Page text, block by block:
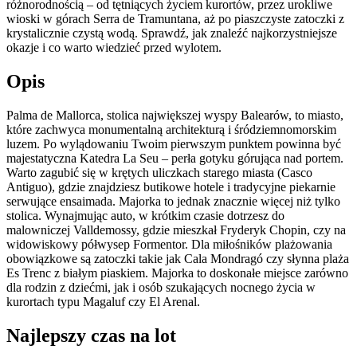
różnorodnością – od tętniących życiem kurortów, przez urokliwe
wioski w górach Serra de Tramuntana, aż po piaszczyste zatoczki z
krystalicznie czystą wodą. Sprawdź, jak znaleźć najkorzystniejsze
okazje i co warto wiedzieć przed wylotem.
Opis
Palma de Mallorca, stolica największej wyspy Balearów, to miasto,
które zachwyca monumentalną architekturą i śródziemnomorskim
luzem. Po wylądowaniu Twoim pierwszym punktem powinna być
majestatyczna Katedra La Seu – perła gotyku górująca nad portem.
Warto zagubić się w krętych uliczkach starego miasta (Casco
Antiguo), gdzie znajdziesz butikowe hotele i tradycyjne piekarnie
serwujące ensaimada. Majorka to jednak znacznie więcej niż tylko
stolica. Wynajmując auto, w krótkim czasie dotrzesz do
malowniczej Valldemossy, gdzie mieszkał Fryderyk Chopin, czy na
widowiskowy półwysep Formentor. Dla miłośników plażowania
obowiązkowe są zatoczki takie jak Cala Mondragó czy słynna plaża
Es Trenc z białym piaskiem. Majorka to doskonałe miejsce zarówno
dla rodzin z dziećmi, jak i osób szukających nocnego życia w
kurortach typu Magaluf czy El Arenal.
Najlepszy czas na lot